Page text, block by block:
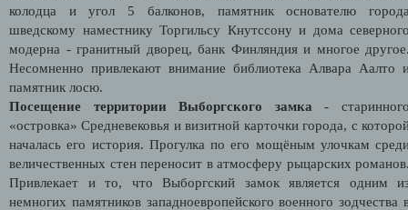
колодца и угол 5 балконов, памятник основателю
шведскому наместнику Торгильсу Кнутссону и дома
модерна - гранитный дворец, банк Финляндия и многое
Несомненно привлекают внимание библиотека Алвара Аалто
памятник лосю.
Посещение территории Выборгского замка -
«островка» Средневековья и визитной карточки города, с
началась его история. Прогулка по его мощёным улочкам
величественных стен переносит в атмосферу рыцарских
Привлекает и то, что Выборгский замок является одним
немногих памятников западноевропейского военного зодчества